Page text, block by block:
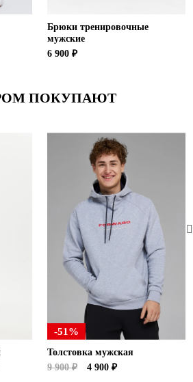
Брюки тренировочные
мужские
6 900 ₽
ПОКУПАЮТ
-51%
Толстовка мужская
9 900 ₽
4 900 ₽